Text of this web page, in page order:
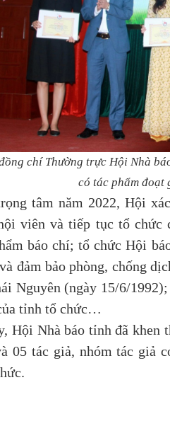
chí Thường trực Hội Nhà
có tác phẩm đoạt
tâm năm 2022, Hội
viên và tiếp tục tổ chức
báo chí; tổ chức Hội
đảm bảo phòng, chống
Nguyên (ngày 15/6/
tỉnh tổ chức…
Hội Nhà báo tỉnh đã khen
05 tác giả, nhóm tác giả